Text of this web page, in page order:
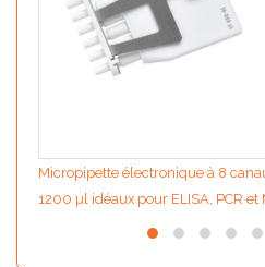
Micropipette électronique à 8
1200 µl idéaux pour ELISA, PCR et